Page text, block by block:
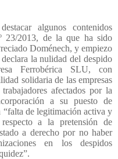
algunos contenidos
23/2013, de la que ha sido
Doménech, y empiezo
la nulidad del despido
Ferrobérica SLU, con
solidaria de las empresas
afectados por la
a su puesto de
“falta de legitimación activa y
a la pretensión de
a derecho por no haber
en los despidos